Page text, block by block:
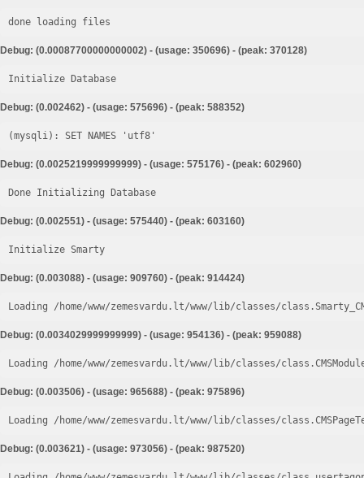
done loading files
Debug: (0.00087700000000002) - (usage: 350696) - (peak: 370128)
Initialize Database
Debug: (0.002462) - (usage: 575696) - (peak: 588352)
Debug: (0.0025219999999999) - (usage: 575176) - (peak: 602960)
Done Initializing Database
Debug: (0.002551) - (usage: 575440) - (peak: 603160)
Initialize Smarty
Debug: (0.003088) - (usage: 909760) - (peak: 914424)
Loading /home/www/zemesvardu.lt/www/lib/classes/
Debug: (0.0034029999999999) - (usage: 954136) - (peak: 959088)
Loading /home/www/zemesvardu.lt/www/lib/classes/
Debug: (0.003506) - (usage: 965688) - (peak: 975896)
Loading /home/www/zemesvardu.lt/www/lib/classes/
Debug: (0.003621) - (usage: 973056) - (peak: 987520)